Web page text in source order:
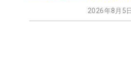
2026年8月5